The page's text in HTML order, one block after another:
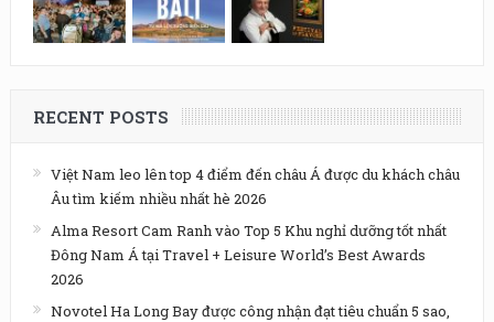
RECENT POSTS
Việt Nam leo lên top 4 điểm đến châu Á được du khách châu
Âu tìm kiếm nhiều nhất hè 2026
Alma Resort Cam Ranh vào Top 5 Khu nghỉ dưỡng tốt nhất
Đông Nam Á tại Travel + Leisure World’s Best Awards
2026
Novotel Ha Long Bay được công nhận đạt tiêu chuẩn 5 sao,